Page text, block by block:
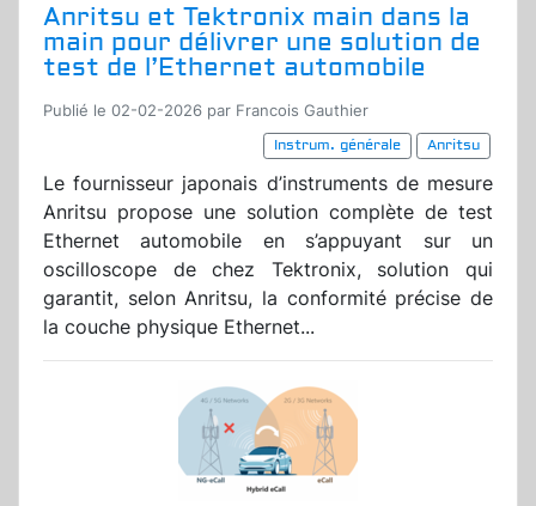
Anritsu et Tektronix main dans la
main pour délivrer une solution de
test de l’Ethernet automobile
Publié le 02-02-2026 par Francois Gauthier
Instrum. générale
Anritsu
Le fournisseur japonais d’instruments de mesure
Anritsu propose une solution complète de test
Ethernet automobile en s’appuyant sur un
oscilloscope de chez Tektronix, solution qui
garantit, selon Anritsu, la conformité précise de
la couche physique Ethernet...